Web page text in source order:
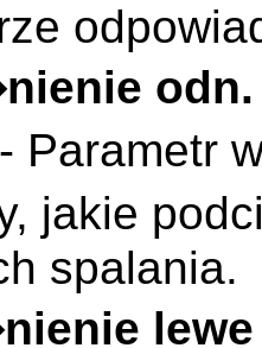
odn.
- Parametr
jakie
spalania.
lewe